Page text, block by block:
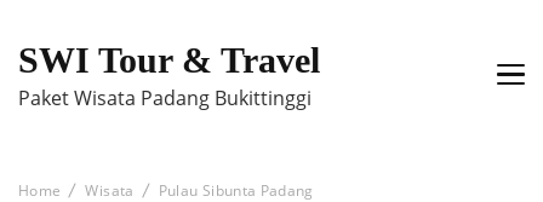
SWI Tour & Travel
Paket Wisata Padang Bukittinggi
Home Wisata Pulau Sibunta Padang